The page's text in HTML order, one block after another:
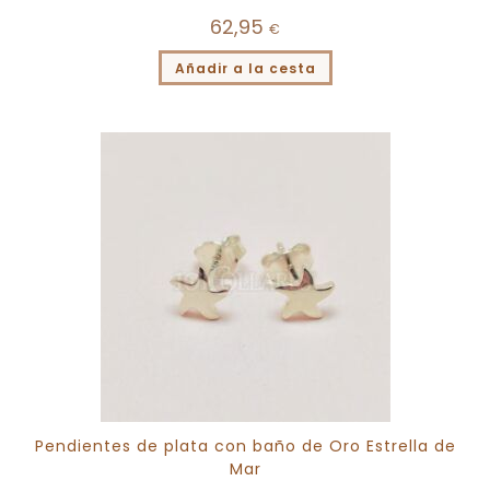
62,95 €
Añadir a la cesta
Pendientes de plata con baño de Oro Estrella de
Mar